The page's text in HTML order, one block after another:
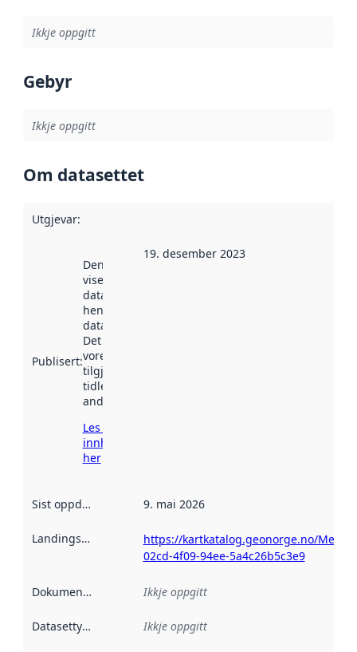
Ikkje oppgitt
Gebyr
Ikkje oppgitt
Om datasettet
Utgjevar:
Publisert:
Denne datoen
viser når
datasettet vart
henta inn av
data.norge.no.
Det kan ha
vore
tilgjengeleg
tidlegare
andre stader.
Les meir om
innhenting
her
19. desember 2023
Sist oppdatert 9. mai 2026
Landingsside
https://kartkatalog.geonorge.no/
02cd-4f09-94ee-5a4c26b5c3e9
Dokumentasjon Ikkje oppgitt
Datasettype Ikkje oppgitt